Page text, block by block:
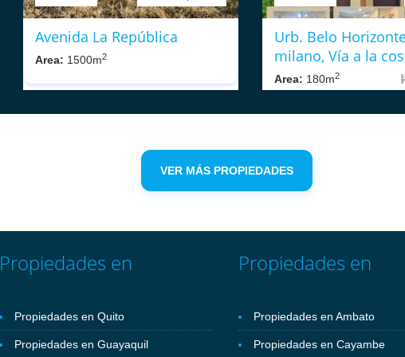
Avenida La República
Area: 1500m2
Urb. Belo
milano, Vía a la
Area: 180m2
VER MÁS PROPIEDADES
Propiedades en
Propiedades en Quito
Propiedades en Guayaquil
Propiedades en
Propiedades en Ambato
Propiedades en Cayambe